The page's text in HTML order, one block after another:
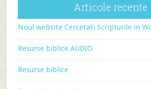
Articole recente
Noul website Cercetati Scripturile in
Resurse biblice AUDIO
Resurse biblice